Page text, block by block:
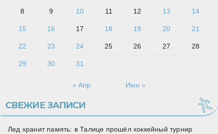
8 9 10 11 12 13 14
15 16 17 18 19 20 21
22 23 24 25 26 27 28
29 30 31
« Апр Июн »
СВЕЖИЕ ЗАПИСИ
Лед хранит память: в Талице прошёл хоккейный турнир